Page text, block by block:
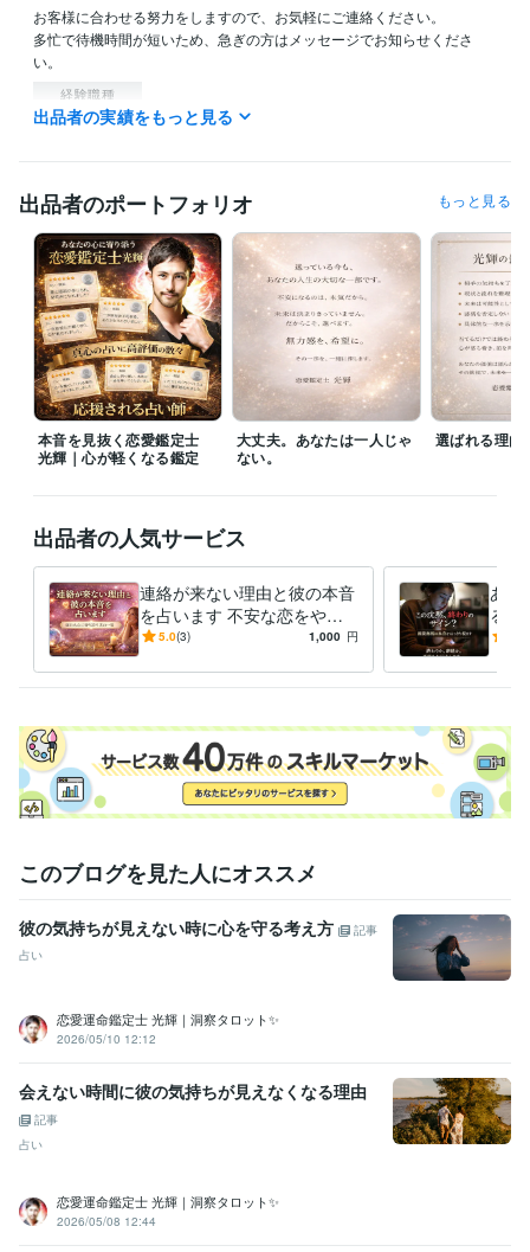
お客様に合わせる努力をしますので、お気軽にご連絡ください。
多忙で待機時間が短いため、急ぎの方はメッセージでお知らせくださ
い。
経験職種
AI・機械学習 / AIエンジニア 経験年数 : 10年
事務・ビジネスサポート / 事務（一般事務） 経験年数 : 14年
人事 / 人材開発・人材育成・研修
ライフスタイル・その他 / 占い師
受賞歴
Kindle出版『どん底からのココナラ再起術』
ビジネス・クリエイティブツール
ペライチ:15年Excel:40年Word:35年 ChatGPT:5年
得意分野
占い 電話占い
お悩み相談 電話鑑定 恋愛 不倫 彼氏の気持ち 人間関係
出品者の実績をもっと見る
出品者のポートフォリオ もっと見る
本音を見抜く恋愛鑑定士
光輝｜心が軽くなる鑑定
大丈夫。あなたは一人じゃ
ない。
選ばれる理由
出品者の人気サービス
連絡が来ない理由と彼の本音
を占います 不安な恋をやさ
しく整理し次の一歩を示しま
5.0(3) 1,000 円
あの
るか
未来
このブログを見た人にオススメ
彼の気持ちが見えない時に心を守る考え方
記事
占い
恋愛運命鑑定士 光輝｜洞察タロット✨️
2026/05/10 12:12
会えない時間に彼の気持ちが見えなくなる理由
記事
占い
恋愛運命鑑定士 光輝｜洞察タロット✨️
2026/05/08 12:44